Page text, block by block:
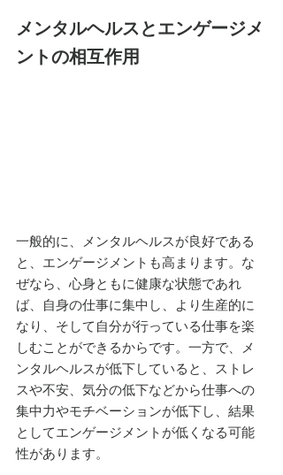
メンタルヘルスとエンゲージメ
ントの相互作用
一般的に、メンタルヘルスが良好である
と、エンゲージメントも高まります。な
ぜなら、心身ともに健康な状態であれ
ば、自身の仕事に集中し、より生産的に
なり、そして自分が行っている仕事を楽
しむことができるからです。一方で、メ
ンタルヘルスが低下していると、ストレ
スや不安、気分の低下などから仕事への
集中力やモチベーションが低下し、結果
としてエンゲージメントが低くなる可能
性があります。